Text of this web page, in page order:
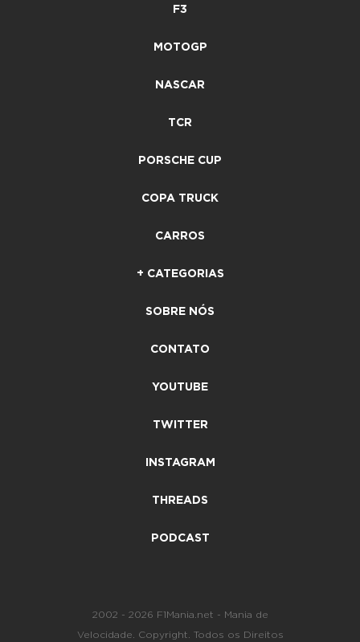
F3
MOTOGP
NASCAR
TCR
PORSCHE CUP
COPA TRUCK
CARROS
+ CATEGORIAS
SOBRE NÓS
CONTATO
YOUTUBE
TWITTER
INSTAGRAM
THREADS
PODCAST
2002 - 2026 F1Mania.net - Mania de
Velocidade. Copyright. Todos os Direitos